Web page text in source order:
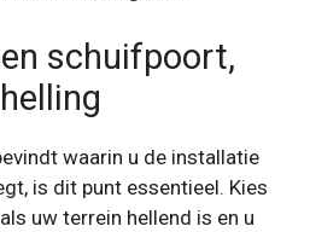
schuifpoort,
waarin u de installatie
is dit punt essentieel. Kies
uw terrein hellend is en u